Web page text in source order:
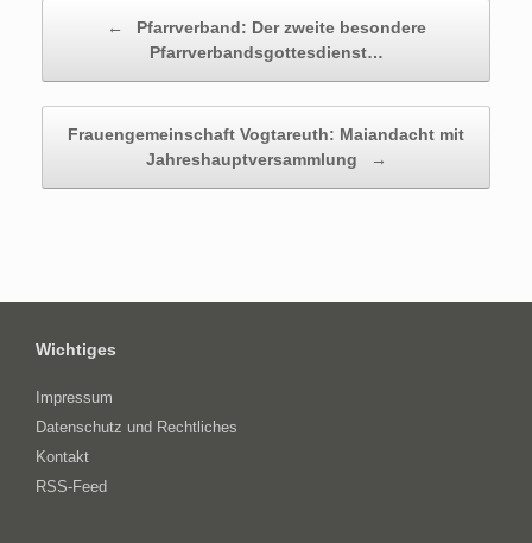
←
Pfarrverband: Der zweite besondere
Pfarrverbandsgottesdienst…
Frauengemeinschaft Vogtareuth: Maiandacht mit
Jahreshauptversammlung
→
Wichtiges
Impressum
Datenschutz und Rechtliches
Kontakt
RSS-Feed